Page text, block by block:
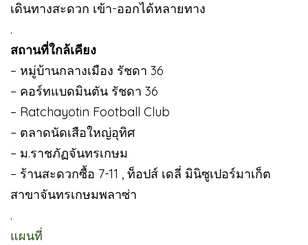
เดินทางสะดวก เข้า-ออกได้หลายทาง
.
สถานที่ใกล้เคียง
– หมู่บ้านกลางเมือง รัชดา 36
– คอร์ทแบดมินตัน รัชดา 36
– Ratchayotin Football Club
– ตลาดนัดเสือใหญ่อุทิศ
– ม.ราชภัฏจันทรเกษม
– ร้านสะดวกซื้อ 7-11 , ท็อปส์ เดลี่ มินิซูเปอร์มาเก็ต
สาขาจันทรเกษมพลาซ่า
.
แผนที่